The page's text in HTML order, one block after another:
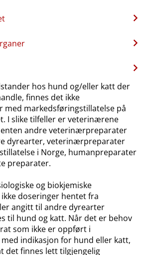
hos hund og​/​eller katt der
finnes det ikke
markedsføringstillatelse på
I slike tilfeller er veterinærene
andre veterinærpreparater
dyrearter, veterinærpreparater
i Norge, humanpreparater
preparater.
og biokjemiske
doseringer hentet fra
angitt til andre dyrearter
til hund og katt. Når det er behov
som ikke er oppført i
indikasjon for hund eller katt,
det finnes lett tilgjengelig